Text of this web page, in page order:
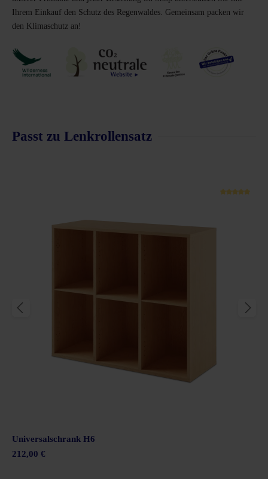
Ihrem Einkauf den Schutz des Regenwaldes. Gemeinsam packen wir
den Klimaschutz an!
Passt zu Lenkrollensatz
Universalschrank H6
212,00 €